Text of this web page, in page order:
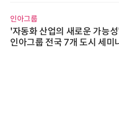
인아그룹
'자동화 산업의 새로운 가능
인아그룹 전국 7개 도시 세미